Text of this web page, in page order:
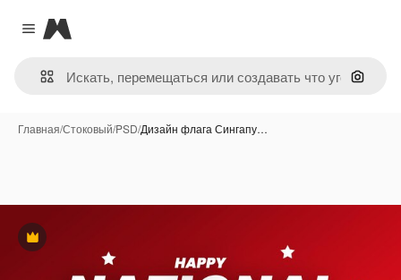
Close menu
Magnific
Поиск
Главная/Стоковый/PSD/Дизайн флага Сингапу…
Премиум